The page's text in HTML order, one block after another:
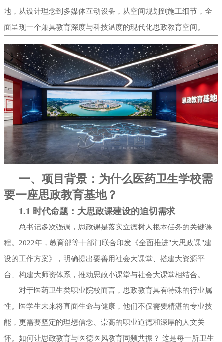
地，从设计理念到多媒体互动设备，从空间规划到施工细节，全
面呈现一个兼具教育深度与科技温度的现代化思政教育空间。
一、项目背景：为什么医药卫生学校需
要一座思政教育基地？
1.1 时代命题：大思政课建设的迫切需求
总书记多次强调，思政课是落实立德树人根本任务的关键课
程。2022年，教育部等十部门联合印发《全面推进"大思政课"建
设的工作方案》，明确提出要善用社会大课堂、搭建大资源平
台、构建大师资体系，推动思政小课堂与社会大课堂相结合。
对于医药卫生类职业院校而言，思政教育具有特殊的行业属
性。医学生未来将直面生命与健康，他们不仅需要精湛的专业技
能，更需要坚定的理想信念、崇高的职业道德和深厚的人文关
怀。如何让思政教育与医德医风教育同频共振？ 这是每一所卫生